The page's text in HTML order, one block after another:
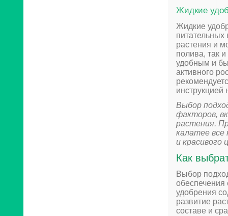
Жидкие
Жидкие
растения и
полива, так
удобным и
активного
инструкцией
Выбор
факторов,
растения.
калатее все
и красивого
Как
Выбор
удобрения
развитие
составе и